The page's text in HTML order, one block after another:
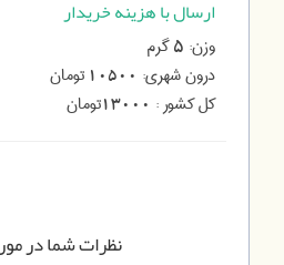
ارسال با هزینه خریدار
وزن:
گرم
درون شهری: 10500 تومان
کل کشور : 13000تومان
نظرات شما در